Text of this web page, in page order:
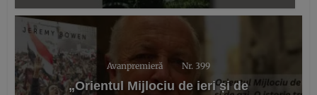
Avanpremieră Nr. 399
„Orientul Mijlociu de ieri și de